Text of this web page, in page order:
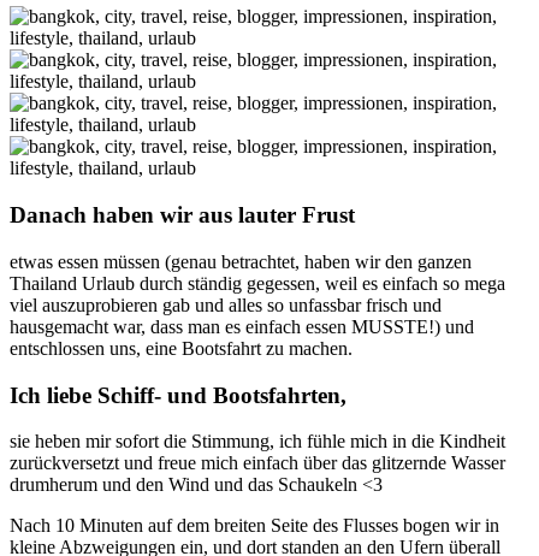
Danach haben wir aus lauter Frust
etwas essen müssen (genau betrachtet, haben wir den ganzen
Thailand Urlaub durch ständig gegessen, weil es einfach so mega
viel auszuprobieren gab und alles so unfassbar frisch und
hausgemacht war, dass man es einfach essen MUSSTE!) und
entschlossen uns, eine Bootsfahrt zu machen.
Ich liebe Schiff- und Bootsfahrten,
sie heben mir sofort die Stimmung, ich fühle mich in die Kindheit
zurückversetzt und freue mich einfach über das glitzernde Wasser
drumherum und den Wind und das Schaukeln <3
Nach 10 Minuten auf dem breiten Seite des Flusses bogen wir in
kleine Abzweigungen ein, und dort standen an den Ufern überall